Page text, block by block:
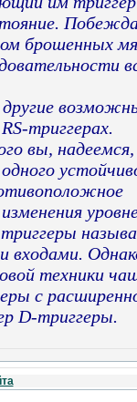
брошенных
триггерах.
вы, надеемся,
триггеры
входами.
техники
с
D-триггеры.